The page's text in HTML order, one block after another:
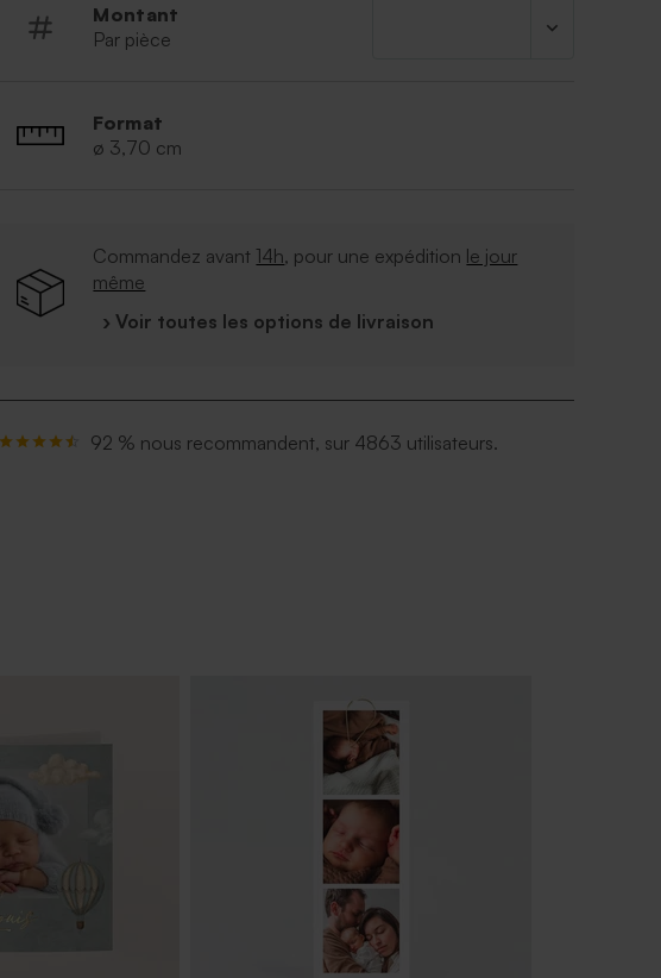
Montant
Par pièce
Format
ø 3,70 cm
Commandez avant 14h, pour une expédition le jour
même
› Voir toutes les options de livraison
92 % nous recommandent, sur 4863 utilisateurs.